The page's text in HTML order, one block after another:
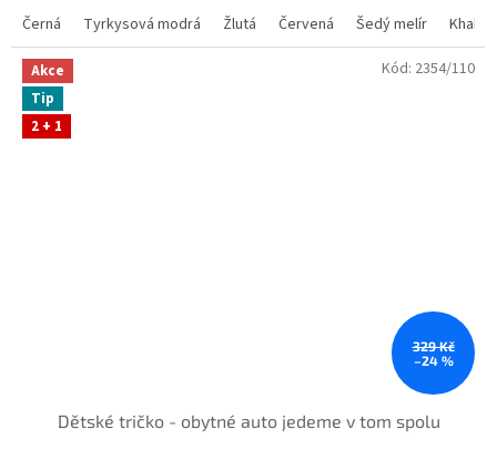
Potisk s obytným autem.
Černá Tyrkysová modrá Žlutá Červená Šedý melír Khaki
Akce
Tip
2 + 1
329 Kč
–24 %
Dětské tričko - obytné auto jedeme v tom spolu
Kód: 2354/110